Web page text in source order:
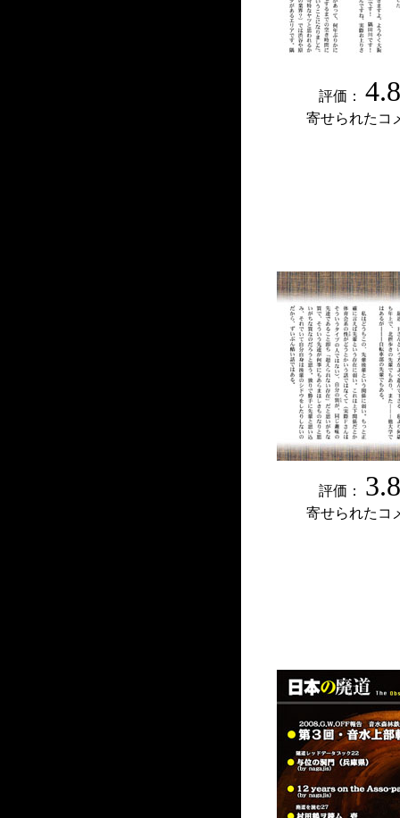
評価： 4.8
寄せられたコ
評価：
寄せられたコ